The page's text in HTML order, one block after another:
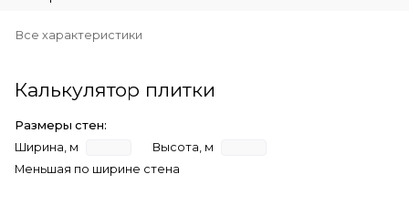
Все характеристики
Калькулятор плитки
Размеры стен:
Ширина, м
Высота, м
Меньшая по ширине стена